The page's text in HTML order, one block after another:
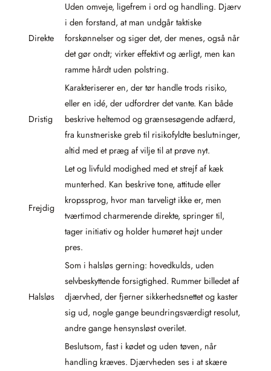
Direkte
Uden omveje, ligefrem i ord og handling. Djærv
i den forstand, at man undgår taktiske
forskønnelser og siger det, der menes, også når
det gør ondt; virker effektivt og ærligt, men kan
ramme hårdt uden polstring.
Dristig
Karakteriserer en, der tør handle trods risiko,
eller en idé, der udfordrer det vante. Kan både
beskrive heltemod og grænsesøgende adfærd,
fra kunstneriske greb til risikofyldte beslutninger,
altid med et præg af vilje til at prøve nyt.
Frejdig
Let og livfuld modighed med et strejf af kæk
munterhed. Kan beskrive tone, attitude eller
kropssprog, hvor man tarveligt ikke er, men
tværtimod charmerende direkte, springer til,
tager initiativ og holder humøret højt under
pres.
Halsløs
Som i halsløs gerning: hovedkulds, uden
selvbeskyttende forsigtighed. Rummer billedet af
djærvhed, der fjerner sikkerhedsnettet og kaster
sig ud, nogle gange beundringsværdigt resolut,
andre gange hensynsløst overilet.
Beslutsom, fast i kødet og uden tøven, når
handling kræves. Djærvheden ses i at skære